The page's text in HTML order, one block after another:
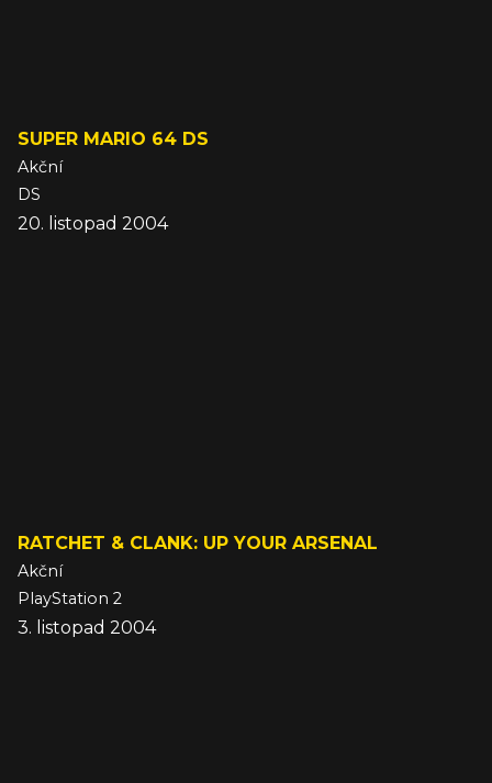
SUPER MARIO 64 DS
Akční
DS
20. listopad 2004
RATCHET & CLANK: UP YOUR ARSENAL
Akční
PlayStation 2
3. listopad 2004